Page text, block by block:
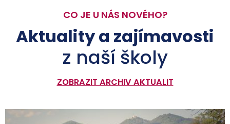
CO JE U NÁS NOVÉHO?
Aktuality a zajímavosti
z naší školy
ZOBRAZIT ARCHIV AKTUALIT